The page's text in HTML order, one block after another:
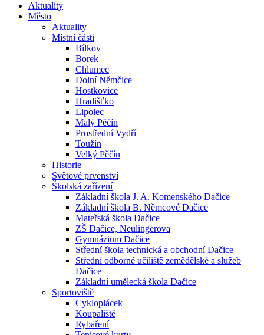
Aktuality
Město
Aktuality
Místní části
Bílkov
Borek
Chlumec
Dolní Němčice
Hostkovice
Hradišťko
Lipolec
Malý Pěčín
Prostřední Vydří
Toužín
Velký Pěčín
Historie
Světové prvenství
Školská zařízení
Základní škola J. A. Komenského Dačice
Základní škola B. Němcové Dačice
Mateřská škola Dačice
ZŠ Dačice, Neulingerova
Gymnázium Dačice
Střední škola technická a obchodní Dačice
Střední odborné učiliště zemědělské a služeb
Dačice
Základní umělecká škola Dačice
Sportoviště
Cykloplácek
Koupaliště
Rybaření